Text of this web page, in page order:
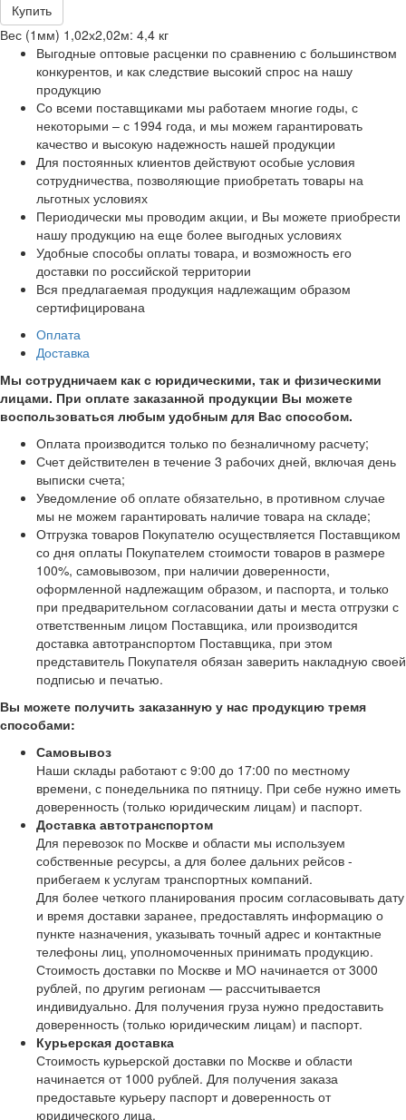
Купить
Вес (1мм) 1,02х2,02м: 4,4 кг
Выгодные оптовые расценки по сравнению с большинством
конкурентов, и как следствие высокий спрос на нашу
продукцию
Со всеми поставщиками мы работаем многие годы, с
некоторыми – с 1994 года, и мы можем гарантировать
качество и высокую надежность нашей продукции
Для постоянных клиентов действуют особые условия
сотрудничества, позволяющие приобретать товары на
льготных условиях
Периодически мы проводим акции, и Вы можете приобрести
нашу продукцию на еще более выгодных условиях
Удобные способы оплаты товара, и возможность его
доставки по российской территории
Вся предлагаемая продукция надлежащим образом
сертифицирована
Оплата
Доставка
Мы сотрудничаем как с юридическими, так и физическими
лицами. При оплате заказанной продукции Вы можете
воспользоваться любым удобным для Вас способом.
Оплата производится только по безналичному расчету;
Счет действителен в течение 3 рабочих дней, включая день
выписки счета;
Уведомление об оплате обязательно, в противном случае
мы не можем гарантировать наличие товара на складе;
Отгрузка товаров Покупателю осуществляется Поставщиком
со дня оплаты Покупателем стоимости товаров в размере
100%, самовывозом, при наличии доверенности,
оформленной надлежащим образом, и паспорта, и только
при предварительном согласовании даты и места отгрузки с
ответственным лицом Поставщика, или производится
доставка автотранспортом Поставщика, при этом
представитель Покупателя обязан заверить накладную своей
подписью и печатью.
Вы можете получить заказанную у нас продукцию тремя
способами:
Самовывоз
Наши склады работают с 9:00 до 17:00 по местному
времени, с понедельника по пятницу. При себе нужно иметь
доверенность (только юридическим лицам) и паспорт.
Доставка автотранспортом
Для перевозок по Москве и области мы используем
собственные ресурсы, а для более дальних рейсов -
прибегаем к услугам транспортных компаний.
Для более четкого планирования просим согласовывать дату
и время доставки заранее, предоставлять информацию о
пункте назначения, указывать точный адрес и контактные
телефоны лиц, уполномоченных принимать продукцию.
Стоимость доставки по Москве и МО начинается от 3000
рублей, по другим регионам — рассчитывается
индивидуально. Для получения груза нужно предоставить
доверенность (только юридическим лицам) и паспорт.
Курьерская доставка
Стоимость курьерской доставки по Москве и области
начинается от 1000 рублей. Для получения заказа
предоставьте курьеру паспорт и доверенность от
юридического лица.